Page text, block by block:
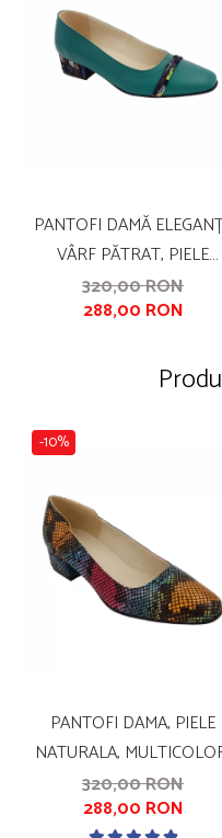
PANTOFI DAMĂ
VÂRF PĂTRAT, PIELE
NATURALĂ, TOC MIC GROS
ÎMBRĂCAT, BARETĂ, VERDE
320,00 RON
288,00 RON
-10%
PANTOFI DAMA, PIELE
NATURALA,
CU IMPRIMEU SARPE, TOC
MIC, GROS, SANDALI
320,00 RON
288,00 RON